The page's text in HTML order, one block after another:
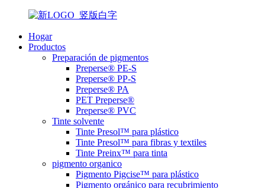
Hogar
Productos
Preparación de pigmentos
Preperse® PE-S
Preperse® PP-S
Preperse® PA
PET Preperse®
Preperse® PVC
Tinte solvente
Tinte Presol™ para plástico
Tinte Presol™ para fibras y textiles
Tinte Preinx™ para tinta
pigmento organico
Pigmento Pigcise™ para plástico
Pigmento orgánico para recubrimiento